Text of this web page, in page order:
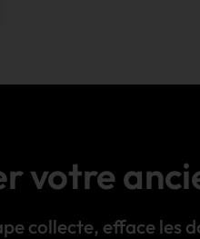
votre
collecte, efface les